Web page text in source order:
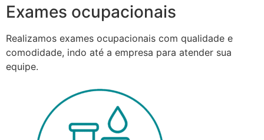
Exames ocupacionais
Realizamos exames ocupacionais com qualidade e
comodidade, indo até a empresa para atender sua
equipe.